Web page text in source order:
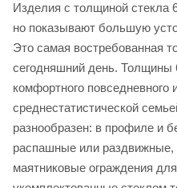
Изделия с толщиной стекла
но показывают большую
Это самая востребованная
сегодняшний день. Толщины
комфортного повседневного
среднестатистической
разнообразен: в профиле и
распашные или раздвижные,
маятниковые ограждения